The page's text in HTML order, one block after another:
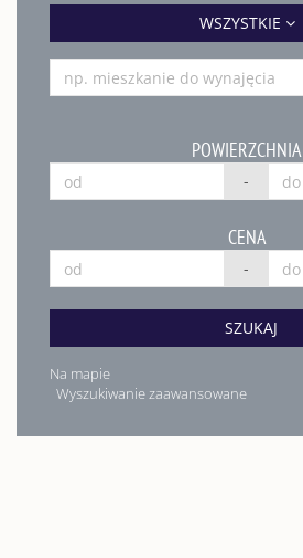
WSZYSTKIE
POWIERZCHNIA
-
CENA
-
SZUKAJ
Na mapie
Wyszukiwanie zaawansowane